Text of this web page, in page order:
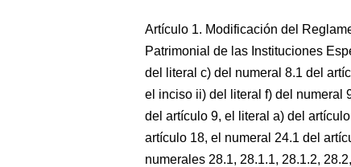
Artículo 1. Modificación del
Patrimonial de las Instituciones
del literal c) del numeral 8.1 del
el inciso ii) del literal f) del numeral
del artículo 9, el literal a) del
artículo 18, el numeral 24.1 del
numerales 28.1, 28.1.1, 28.1.2,